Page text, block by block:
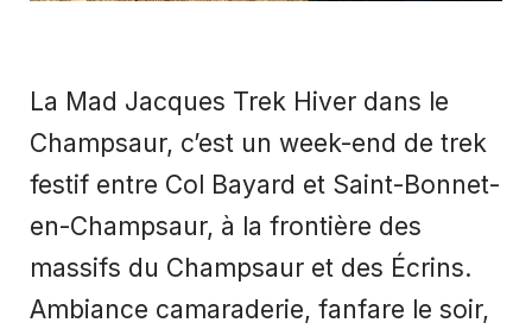
La Mad Jacques Trek Hiver dans le
Champsaur, c’est un week-end de trek
festif entre Col Bayard et Saint-Bonnet-
en-Champsaur, à la frontière des
massifs du Champsaur et des Écrins.
Ambiance camaraderie, fanfare le soir,